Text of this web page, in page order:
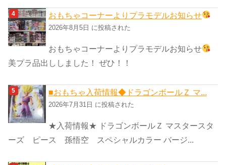
おもちゃコーナーよりプラモデルお知らせ
2026年8月5日 に投稿された
おもちゃコーナーよりプラモデルお知らせ
美プラ品出ししました！ ぜひ！！
■おもちゃ入荷情報◆ドラゴンボールＺ マ...
2026年7月31日 に投稿された
★入荷情報★ ドラゴンボールＺ マスタースタ
ーズ ピース 孫悟空 スペシャルカラー バージ...